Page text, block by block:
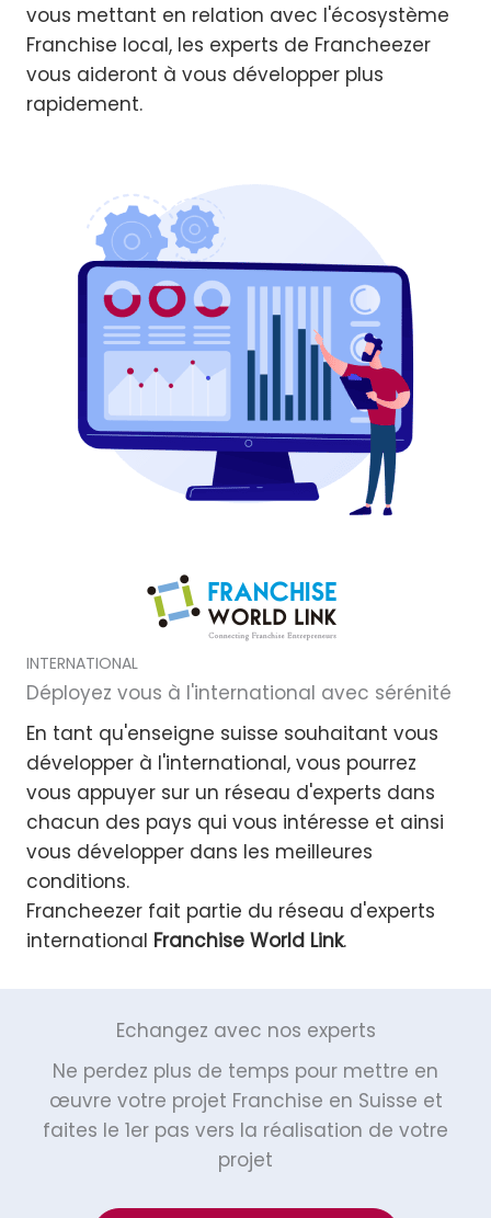
vous mettant en relation avec l'écosystème
Franchise local, les experts de Francheezer
vous aideront à vous développer plus
rapidement.
INTERNATIONAL
Déployez vous à l'international avec sérénité
En tant qu'enseigne suisse souhaitant vous
développer à l'international, vous pourrez
vous appuyer sur un réseau d'experts dans
chacun des pays qui vous intéresse et ainsi
vous développer dans les meilleures
conditions.
Francheezer fait partie du réseau d'experts
international Franchise World Link.
Echangez avec nos experts
Ne perdez plus de temps pour mettre en
œuvre votre projet Franchise en Suisse et
faites le 1er pas vers la réalisation de votre
projet